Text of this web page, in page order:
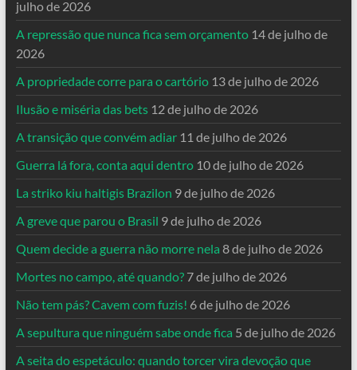
julho de 2026
A repressão que nunca fica sem orçamento 14 de julho de
2026
A propriedade corre para o cartório 13 de julho de 2026
Ilusão e miséria das bets 12 de julho de 2026
A transição que convém adiar 11 de julho de 2026
Guerra lá fora, conta aqui dentro 10 de julho de 2026
La striko kiu haltigis Brazilon 9 de julho de 2026
A greve que parou o Brasil 9 de julho de 2026
Quem decide a guerra não morre nela 8 de julho de 2026
Mortes no campo, até quando? 7 de julho de 2026
Não tem pás? Cavem com fuzis! 6 de julho de 2026
A sepultura que ninguém sabe onde fica 5 de julho de 2026
A seita do espetáculo: quando torcer vira devoção que